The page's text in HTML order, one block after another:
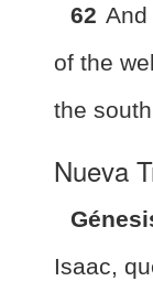
62 And
of the
the
Nueva
Isaac,